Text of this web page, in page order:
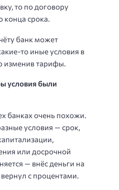
то по договору
конца срока.
банк может
то иные условия в
изменив тарифы.
условия были
банках очень похожи.
условия — срок,
или досрочной
— внёс деньги на
с процентами.